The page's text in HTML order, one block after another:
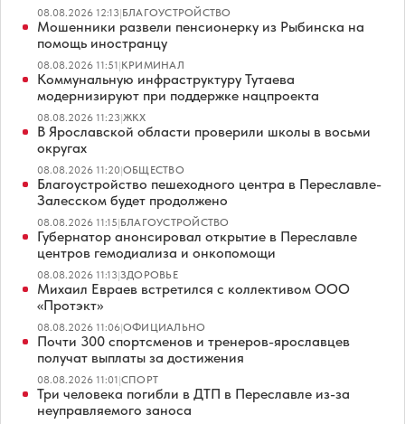
08.08.2026 12:13|БЛАГОУСТРОЙСТВО
Мошенники развели пенсионерку из Рыбинска на
помощь иностранцу
08.08.2026 11:51|КРИМИНАЛ
Коммунальную инфраструктуру Тутаева
модернизируют при поддержке нацпроекта
08.08.2026 11:23|ЖКХ
В Ярославской области проверили школы в восьми
округах
08.08.2026 11:20|ОБЩЕСТВО
Благоустройство пешеходного центра в Переславле-
Залесском будет продолжено
08.08.2026 11:15|БЛАГОУСТРОЙСТВО
Губернатор анонсировал открытие в Переславле
центров гемодиализа и онкопомощи
08.08.2026 11:13|ЗДОРОВЬЕ
Михаил Евраев встретился с коллективом ООО
«Протэкт»
08.08.2026 11:06|ОФИЦИАЛЬНО
Почти 300 спортсменов и тренеров-ярославцев
получат выплаты за достижения
08.08.2026 11:01|СПОРТ
Три человека погибли в ДТП в Переславле из-за
неуправляемого заноса